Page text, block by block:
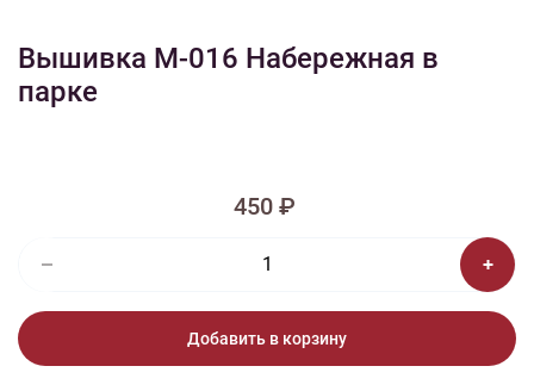
Вышивка М-016 Набережная в
парке
450 ₽
Добавить в корзину